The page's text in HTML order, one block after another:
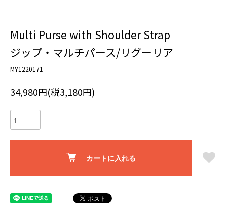
Multi Purse with Shoulder Strap
ジップ・マルチパース/リグーリア
MY1220171
34,980円(税3,180円)
カートに入れる